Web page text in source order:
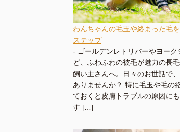
わんちゃんの毛玉や絡まった毛
ステップ
- ゴールデンレトリバーやヨーク
ど、ふわふわの被毛が魅力の長
飼い主さんへ。日々のお世話で
ありませんか？ 特に毛玉や毛の
ておくと皮膚トラブルの原因に
す […]